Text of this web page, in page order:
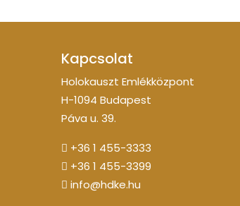
Kapcsolat
Holokauszt Emlékközpont
H-1094 Budapest
Páva u. 39.
+36 1 455-3333
+36 1 455-3399
info@hdke.hu